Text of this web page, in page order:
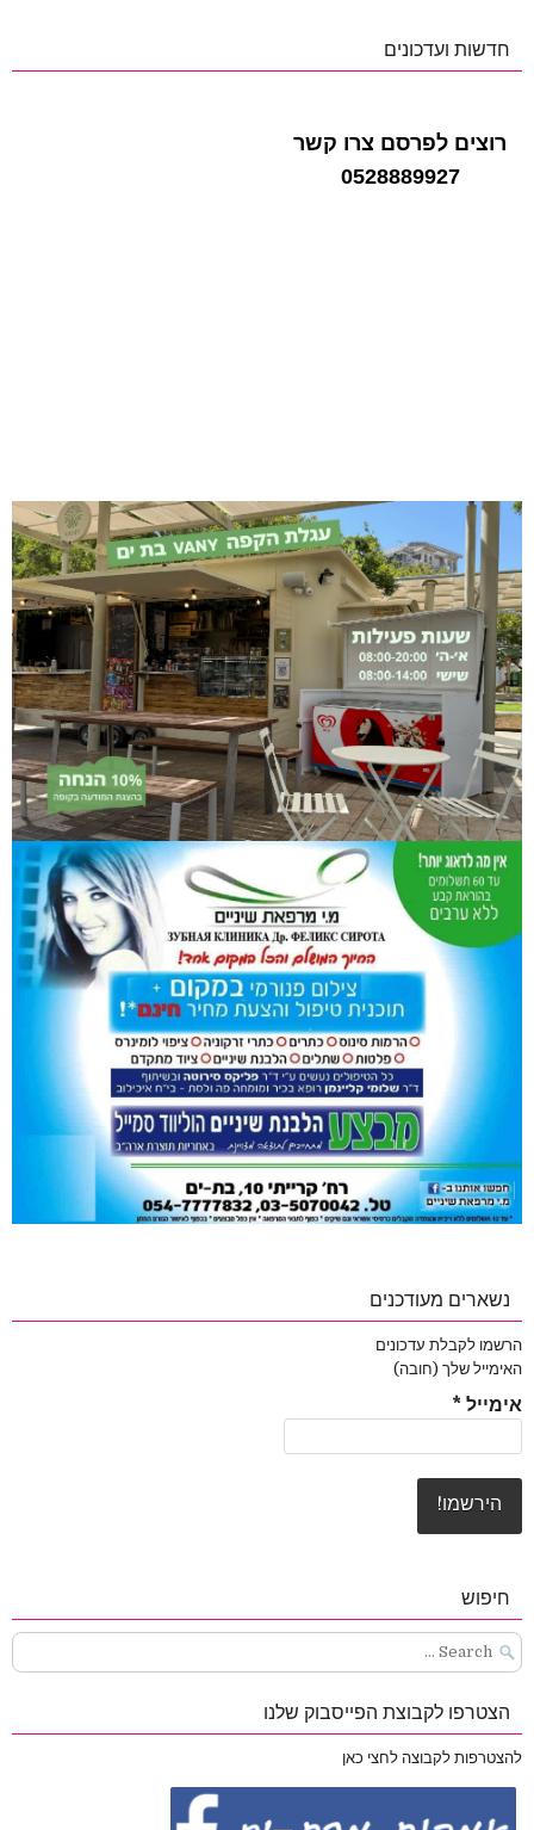
חדשות ועדכונים
רוצים לפרסם צרו קשר
0528889927
נשארים מעודכנים
הרשמו לקבלת עדכונים
האימייל שלך (חובה)
אימייל *
חיפוש
Search
for:
הצטרפו לקבוצת הפייסבוק שלנו
להצטרפות לקבוצה לחצי כאן